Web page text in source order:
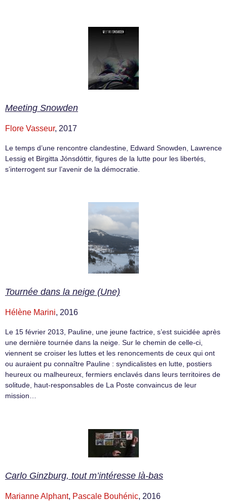
Meeting Snowden
Flore Vasseur, 2017
Le temps d’une rencontre clandestine, Edward Snowden, Lawrence
Lessig et Birgitta Jónsdóttir, figures de la lutte pour les libertés,
s’interrogent sur l’avenir de la démocratie.
Tournée dans la neige (Une)
Hélène Marini, 2016
Le 15 février 2013, Pauline, une jeune factrice, s’est suicidée après
une dernière tournée dans la neige. Sur le chemin de celle-ci,
viennent se croiser les luttes et les renoncements de ceux qui ont
ou auraient pu connaître Pauline : syndicalistes en lutte, postiers
heureux ou malheureux, fermiers enclavés dans leurs territoires de
solitude, haut-responsables de La Poste convaincus de leur
mission…
Carlo Ginzburg, tout m’intéresse là-bas
Marianne Alphant, Pascale Bouhénic, 2016